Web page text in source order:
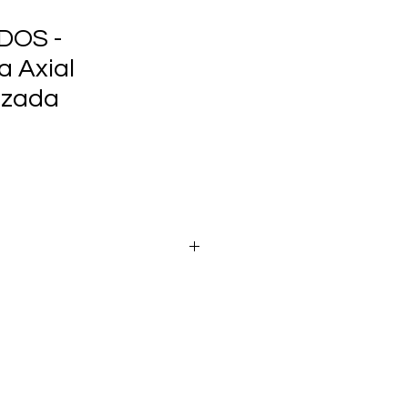
-
Axial